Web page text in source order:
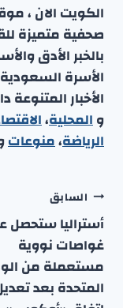
الكويت الان ،
صحفية متميزة
بالخبر الأدق
الأسرة
الأخبار المتنوعة
والمحلية،
الرياضة،منوعات
تصفّح
المقالات
السابق
أستراليا ستحصل
غواصات نووية
مستعملة من
المتحدة بعد